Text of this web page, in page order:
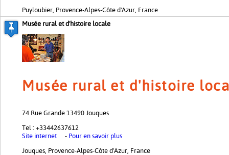
Puyloubier, Provence-Alpes-Côte d'Azur, France
Musée rural et d'histoire locale
Musée rural et d'histoire
74 Rue Grande 13490 Jouques
Tel : +33442637612
Site internet
- Pour en savoir plus
Jouques, Provence-Alpes-Côte d'Azur, France